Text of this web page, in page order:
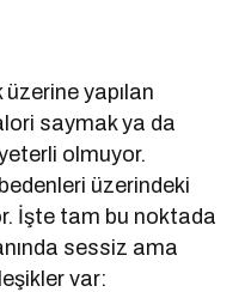
üzerine yapılan
saymak ya da
olmuyor.
üzerindeki
İşte tam bu noktada
sessiz ama
var: